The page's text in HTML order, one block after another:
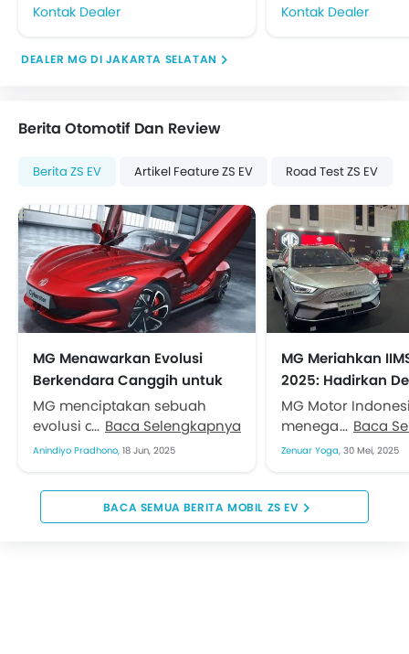
Kontak Dealer Kontak Dealer
DEALER MG DI JAKARTA SELATAN
Berita Otomotif Dan Review
Berita ZS EV Artikel Feature ZS EV Road Test ZS EV
MG Menawarkan Evolusi
Berkendara Canggih untuk
Gaya Hidup Modern
MG menciptakan sebuah
evolusi dalam pengalaman
berkendara. Mengedepankan
antara performa, presisi, dan
kenyamanan. Sehingga
setiap perjalanan menjadi
Baca Selengkapnya
Anindiyo Pradhono, 18 Jun, 2025
MG Meriahkan
2025: Hadirkan
Kendaraan
Canggih
MG Motor
menegaskan
dalam
berpartisipasi di
Indonesia
Show...
Baca
Zenuar Yoga, 30 Mei, 2025
BERITA MOBIL ZS EV